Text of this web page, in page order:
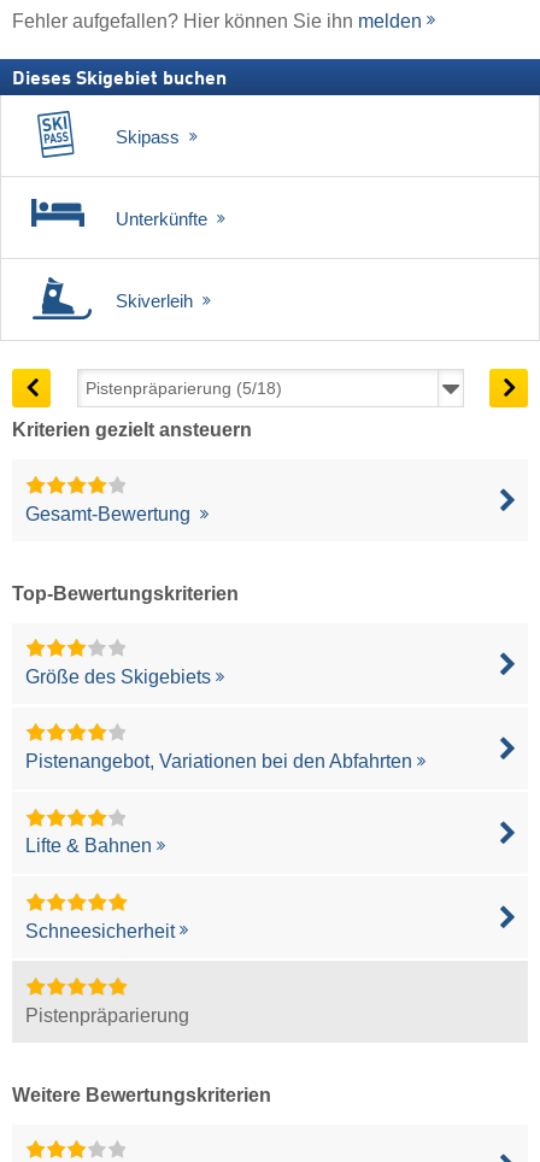
Fehler aufgefallen? Hier können Sie ihn melden
Dieses Skigebiet buchen
Skipass
Unterkünfte
Skiverleih
Kriterien gezielt ansteuern
Gesamt-Bewertung
Top-Bewertungskriterien
Größe des Skigebiets
Pistenangebot, Variationen bei den Abfahrten
Lifte & Bahnen
Schneesicherheit
Pistenpräparierung
Weitere Bewertungskriterien